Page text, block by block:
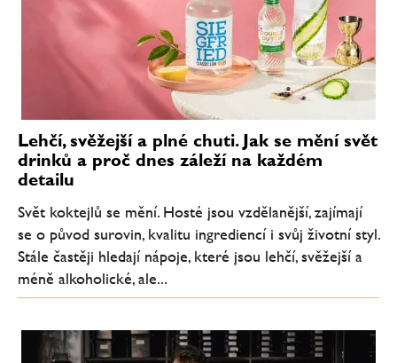
Lehčí, svěžejší a plné chuti. Jak se mění svět
drinků a proč dnes záleží na každém
detailu
Svět koktejlů se mění. Hosté jsou vzdělanější, zajímají
se o původ surovin, kvalitu ingrediencí i svůj životní styl.
Stále častěji hledají nápoje, které jsou lehčí, svěžejší a
méně alkoholické, ale...